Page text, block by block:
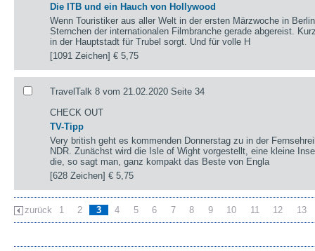
Die ITB und ein Hauch von Hollywood
Wenn Touristiker aus aller Welt in der ersten Märzwoche in
Sternchen der internationalen Filmbranche gerade abgereist.
in der Hauptstadt für Trubel sorgt. Und für volle H
[1091 Zeichen]€ 5,75
TravelTalk 8 vom 21.02.2020 Seite 34
CHECK OUT
TV-Tipp
Very british geht es kommenden Donnerstag zu in der
NDR. Zunächst wird die Isle of Wight vorgestellt, eine kleine
die, so sagt man, ganz kompakt das Beste von Engla
[628 Zeichen]€ 5,75
zurück 1 2 3 4 5 6 7 8 9 10 11 12 13